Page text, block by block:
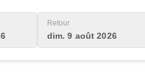
Retour
dim. 9 août 2026